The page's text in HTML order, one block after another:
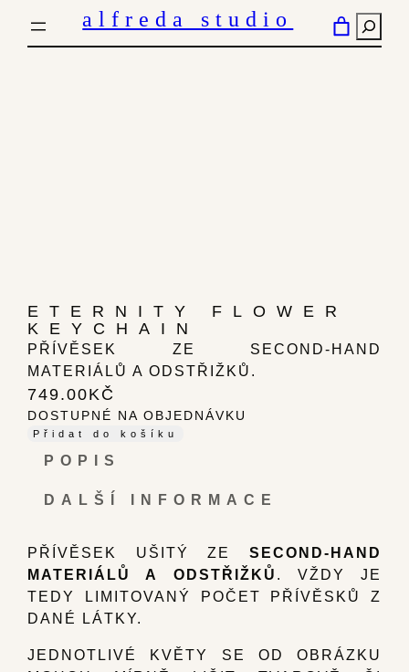
PŘESKOČIT
NA
alfreda studio
ETERNITY FLOWER
KEYCHAIN
PŘÍVĚSEK ZE SECOND-HAND
MATERIÁLŮ A ODSTŘIŽKŮ.
749.00KČ
DOSTUPNÉ NA OBJEDNÁVKU
Přidat do košíku
POPIS
DALŠÍ INFORMACE
PŘÍVĚSEK UŠITÝ ZE SECOND-HAND
MATERIÁLŮ A ODSTŘIŽKŮ . VŽDY JE
TEDY LIMITOVANÝ POČET PŘÍVĚSKŮ Z
DANÉ LÁTKY.
JEDNOTLIVÉ KVĚTY SE OD OBRÁZKU